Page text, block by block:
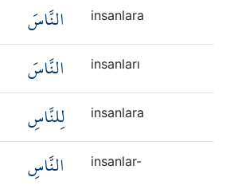
النَّاسَ insanlara
النَّاسَ insanları
لِلنَّاسِ insanlara
النَّاسِ insanlar-